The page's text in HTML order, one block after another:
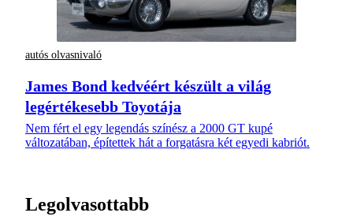
autós olvasnivaló
James Bond kedvéért készült a világ
legértékesebb Toyotája
Nem fért el egy legendás színész a 2000 GT kupé
változatában, építettek hát a forgatásra két egyedi kabriót.
Legolvasottabb